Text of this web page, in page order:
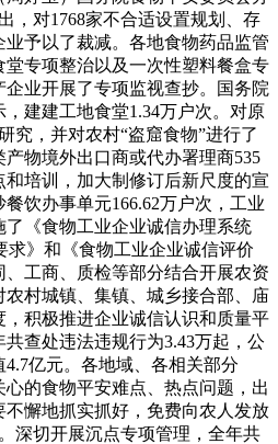
，对1768家不合适设置规划、存
予以了裁减。各地食物药品监管
专项整治以及一次性塑料餐盒专
业开展了专项监视查抄。国务院
建建工地食堂1.34万户次。对原
究，并对农村“盗窟食物”进行了
物境外出口商或代办署理商535
培训，加大制修订后新尺度的宣
饮办事单元166.62万户次，工业
《食物工业企业诚信办理系统
求》和《食物工业企业诚信评价
工商、质检等部分结合开展农资
村城镇、集镇、城乡接合部、庙
积极推进企业诚信认识和质量平
查处违法违规行为3.43万起，公
亿元。各地域、各相关部分
心的食物平安难点、热点问题，出
懈地抓实抓好，免费向农人发放
深切开展沉点专项管理，全年共